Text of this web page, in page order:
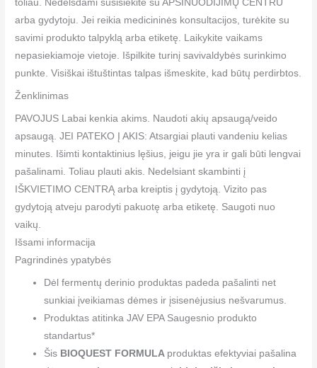
toliau. Nedelsdami susisiekite su APSINUODIJIMŲ CENTRU
arba gydytoju. Jei reikia medicininės konsultacijos, turėkite su
savimi produkto talpyklą arba etiketę. Laikykite vaikams
nepasiekiamoje vietoje. Išpilkite turinį savivaldybės surinkimo
punkte. Visiškai ištuštintas talpas išmeskite, kad būtų perdirbtos.
Ženklinimas
PAVOJUS Labai kenkia akims. Naudoti akių apsaugą/veido
apsaugą. JEI PATEKO Į AKIS: Atsargiai plauti vandeniu kelias
minutes. Išimti kontaktinius lęšius, jeigu jie yra ir gali būti lengvai
pašalinami. Toliau plauti akis. Nedelsiant skambinti į
IŠKVIETIMO CENTRĄ arba kreiptis į gydytoją. Vizito pas
gydytoją atveju parodyti pakuotę arba etiketę. Saugoti nuo
vaikų.
Išsami informacija
Pagrindinės ypatybės
Dėl fermentų derinio produktas padeda pašalinti net
sunkiai įveikiamas dėmes ir įsisenėjusius nešvarumus.
Produktas atitinka JAV EPA Saugesnio produkto
standartus*
Šis BIOQUEST FORMULA produktas efektyviai pašalina